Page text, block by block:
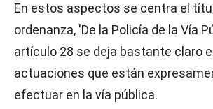
En estos aspectos se centra el
ordenanza, 'De la Policía de la Vía
artículo 28 se deja bastante claro
actuaciones que están
efectuar en la vía pública.